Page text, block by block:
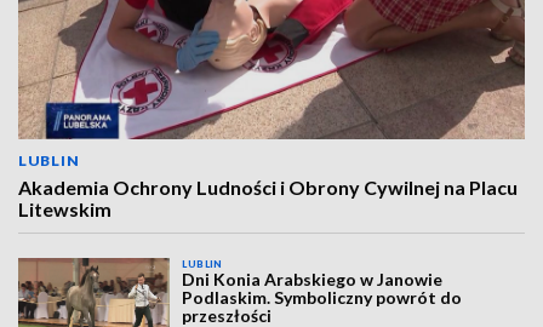
LUBLIN
Akademia Ochrony Ludności i Obrony Cywilnej na Placu
Litewskim
LUBLIN
Dni Konia Arabskiego w Janowie
Podlaskim. Symboliczny powrót do
przeszłości